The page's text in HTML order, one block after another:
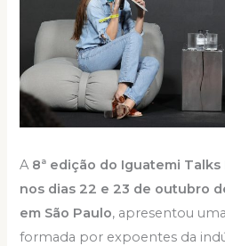
A 8ª edição do Iguatemi
nos dias 22 e 23 de outubro
em São Paulo, apresentou
formada por expoentes da